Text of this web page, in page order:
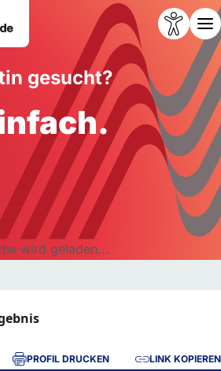
gesucht?
wird geladen...
PROFIL DRUCKEN LINK KOPIEREN